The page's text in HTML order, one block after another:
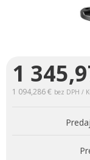
1
1 094,286 € bez DPH /